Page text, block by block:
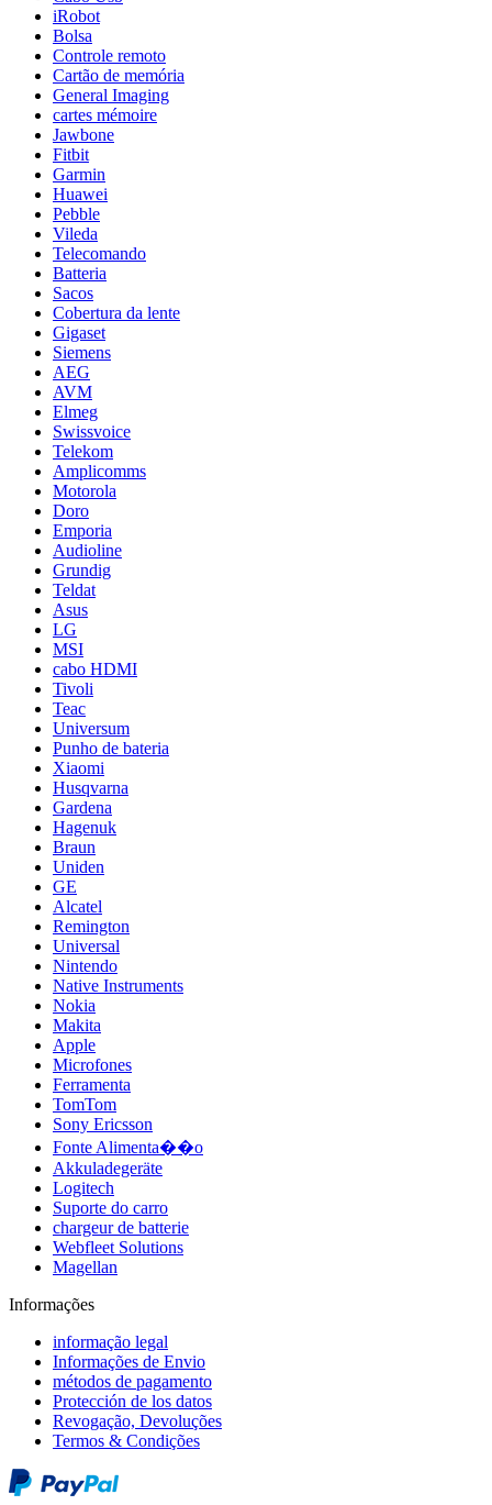
iRobot
Bolsa
Controle remoto
Cartão de memória
General Imaging
cartes mémoire
Jawbone
Fitbit
Garmin
Huawei
Pebble
Vileda
Telecomando
Batteria
Sacos
Cobertura da lente
Gigaset
Siemens
AEG
AVM
Elmeg
Swissvoice
Telekom
Amplicomms
Motorola
Doro
Emporia
Audioline
Grundig
Teldat
Asus
LG
MSI
cabo HDMI
Tivoli
Teac
Universum
Punho de bateria
Xiaomi
Husqvarna
Gardena
Hagenuk
Braun
Uniden
GE
Alcatel
Remington
Universal
Nintendo
Native Instruments
Nokia
Makita
Apple
Microfones
Ferramenta
TomTom
Sony Ericsson
Fonte Alimenta��o
Akkuladegeräte
Logitech
Suporte do carro
chargeur de batterie
Webfleet Solutions
Magellan
Informações
informação legal
Informações de Envio
métodos de pagamento
Protección de los datos
Revogação, Devoluções
Termos & Condições